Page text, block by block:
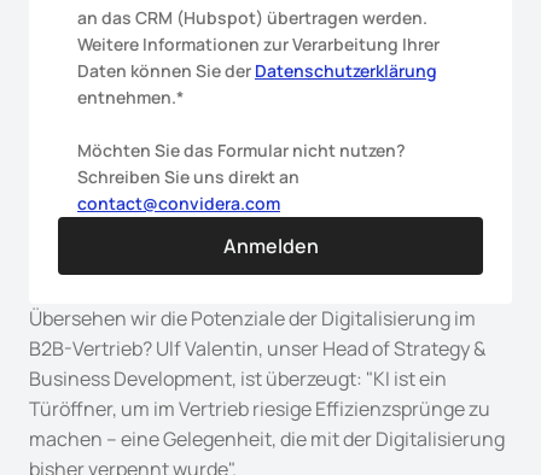
Übersehen wir die Potenziale der Digitalisierung im
B2B-Vertrieb? Ulf Valentin, unser Head of Strategy &
Business Development, ist überzeugt: "KI ist ein
Türöffner, um im Vertrieb riesige Effizienzsprünge zu
machen – eine Gelegenheit, die mit der Digitalisierung
bisher verpennt wurde".
an das CRM (Hubspot) übertragen werden.
Weitere Informationen zur Verarbeitung Ihrer
Daten können Sie der Datenschutzerklärung
entnehmen.*
Möchten Sie das Formular nicht nutzen?
contact@convidera.com
Anmelden